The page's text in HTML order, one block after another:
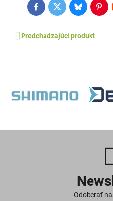
FacebookTwitterBluesky
Predchádzajúci produkt
Odoberať